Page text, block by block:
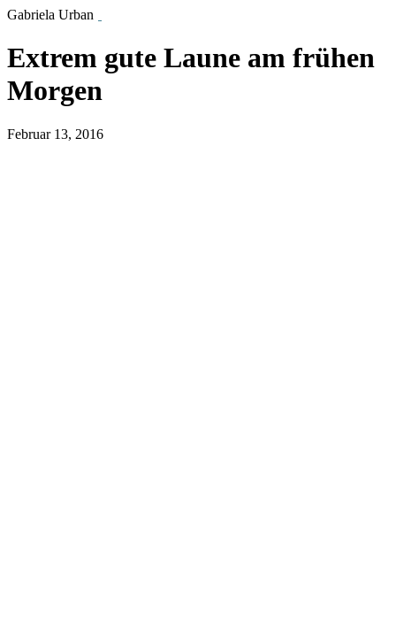
Gabriela Urban
Extrem gute Laune am frühen
Morgen
Februar 13, 2016